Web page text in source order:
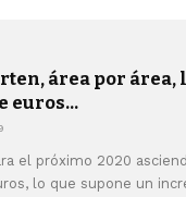
área por área,
euros...
el próximo 2020
lo que supone un